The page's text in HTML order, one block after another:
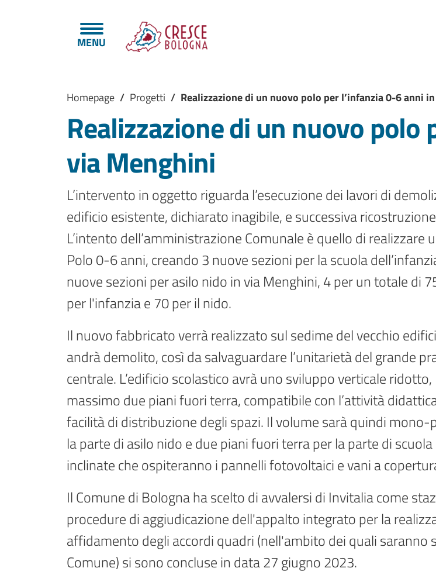
MENU
Briciole di pane
Homepage / Progetti / Realizzazione di un nuovo polo per l’infanzia 0-6 anni
Realizzazione di un nuovo polo
via Menghini
L’intervento in oggetto riguarda l’esecuzione dei lavori di
edificio esistente, dichiarato inagibile, e successiva
L’intento dell’amministrazione Comunale è quello di realizzare
Polo 0-6 anni, creando 3 nuove sezioni per la scuola
nuove sezioni per asilo nido in via Menghini, 4 per un totale di
per l'infanzia e 70 per il nido.
Il nuovo fabbricato verrà realizzato sul sedime del vecchio
andrà demolito, così da salvaguardare l’unitarietà del grande
centrale. L’edificio scolastico avrà uno sviluppo verticale ridotto,
massimo due piani fuori terra, compatibile con l’attività
facilità di distribuzione degli spazi. Il volume sarà quindi mono-
la parte di asilo nido e due piani fuori terra per la parte di
inclinate che ospiteranno i pannelli fotovoltaici e vani a
Il Comune di Bologna ha scelto di avvalersi di Invitalia come
procedure di aggiudicazione dell'appalto integrato per la
affidamento degli accordi quadri (nell'ambito dei quali
Comune) si sono concluse in data 27 giugno 2023.